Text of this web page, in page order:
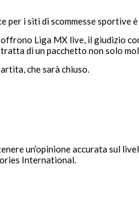
per i siti di scommesse sportive
Liga MX live, il giudizio
di un pacchetto non solo
che sarà chiuso.
un’opinione accurata sul
International.